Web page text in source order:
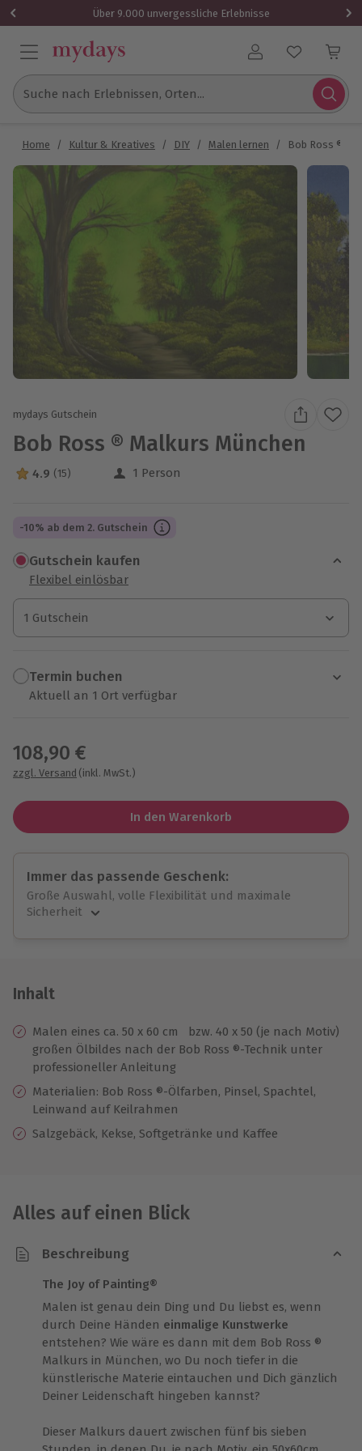
Über 9.000 unvergessliche Erlebnisse
Benutzerkonto
Suche nach Erlebnissen, Orten...
Home / Kultur & Kreatives / DIY / Malen lernen / Bob Ross ®
mydays Gutschein
Bob Ross ® Malkurs München
4.9 Sterne von 5 aus 15 Bewertungen
4.9 (15) 1 Person
-10% ab dem 2. Gutschein
Gutschein kaufen
Flexibel einlösbar
1 Gutschein
1 Gutschein
1 Gutschein
Termin buchen
Aktuell an 1 Ort verfügbar
108,90 €
zzgl. Versand (inkl. MwSt.)
In den Warenkorb
Immer das passende Geschenk:
Große Auswahl, volle Flexibilität und maximale
Sicherheit
Jeder Gutschein für alle Erlebnisse einlösbar.
10 Jahre gültig & verlängerbar.
Inhalt
Malen eines ca. 50 x 60 cm bzw. 40 x 50 (je nach Motiv)
großen Ölbildes nach der Bob Ross ®-Technik unter
professioneller Anleitung
Materialien: Bob Ross ®-Ölfarben, Pinsel, Spachtel,
Leinwand auf Keilrahmen
Salzgebäck, Kekse, Softgetränke und Kaffee
Alles auf einen Blick
Beschreibung
The Joy of Painting®
Malen ist genau dein Ding und Du liebst es, wenn
durch Deine Händen einmalige Kunstwerke
entstehen? Wie wäre es dann mit dem Bob Ross ®
Malkurs in München, wo Du noch tiefer in die
künstlerische Materie eintauchen und Dich gänzlich
Deiner Leidenschaft hingeben kannst?
Dieser Malkurs dauert zwischen fünf bis sieben